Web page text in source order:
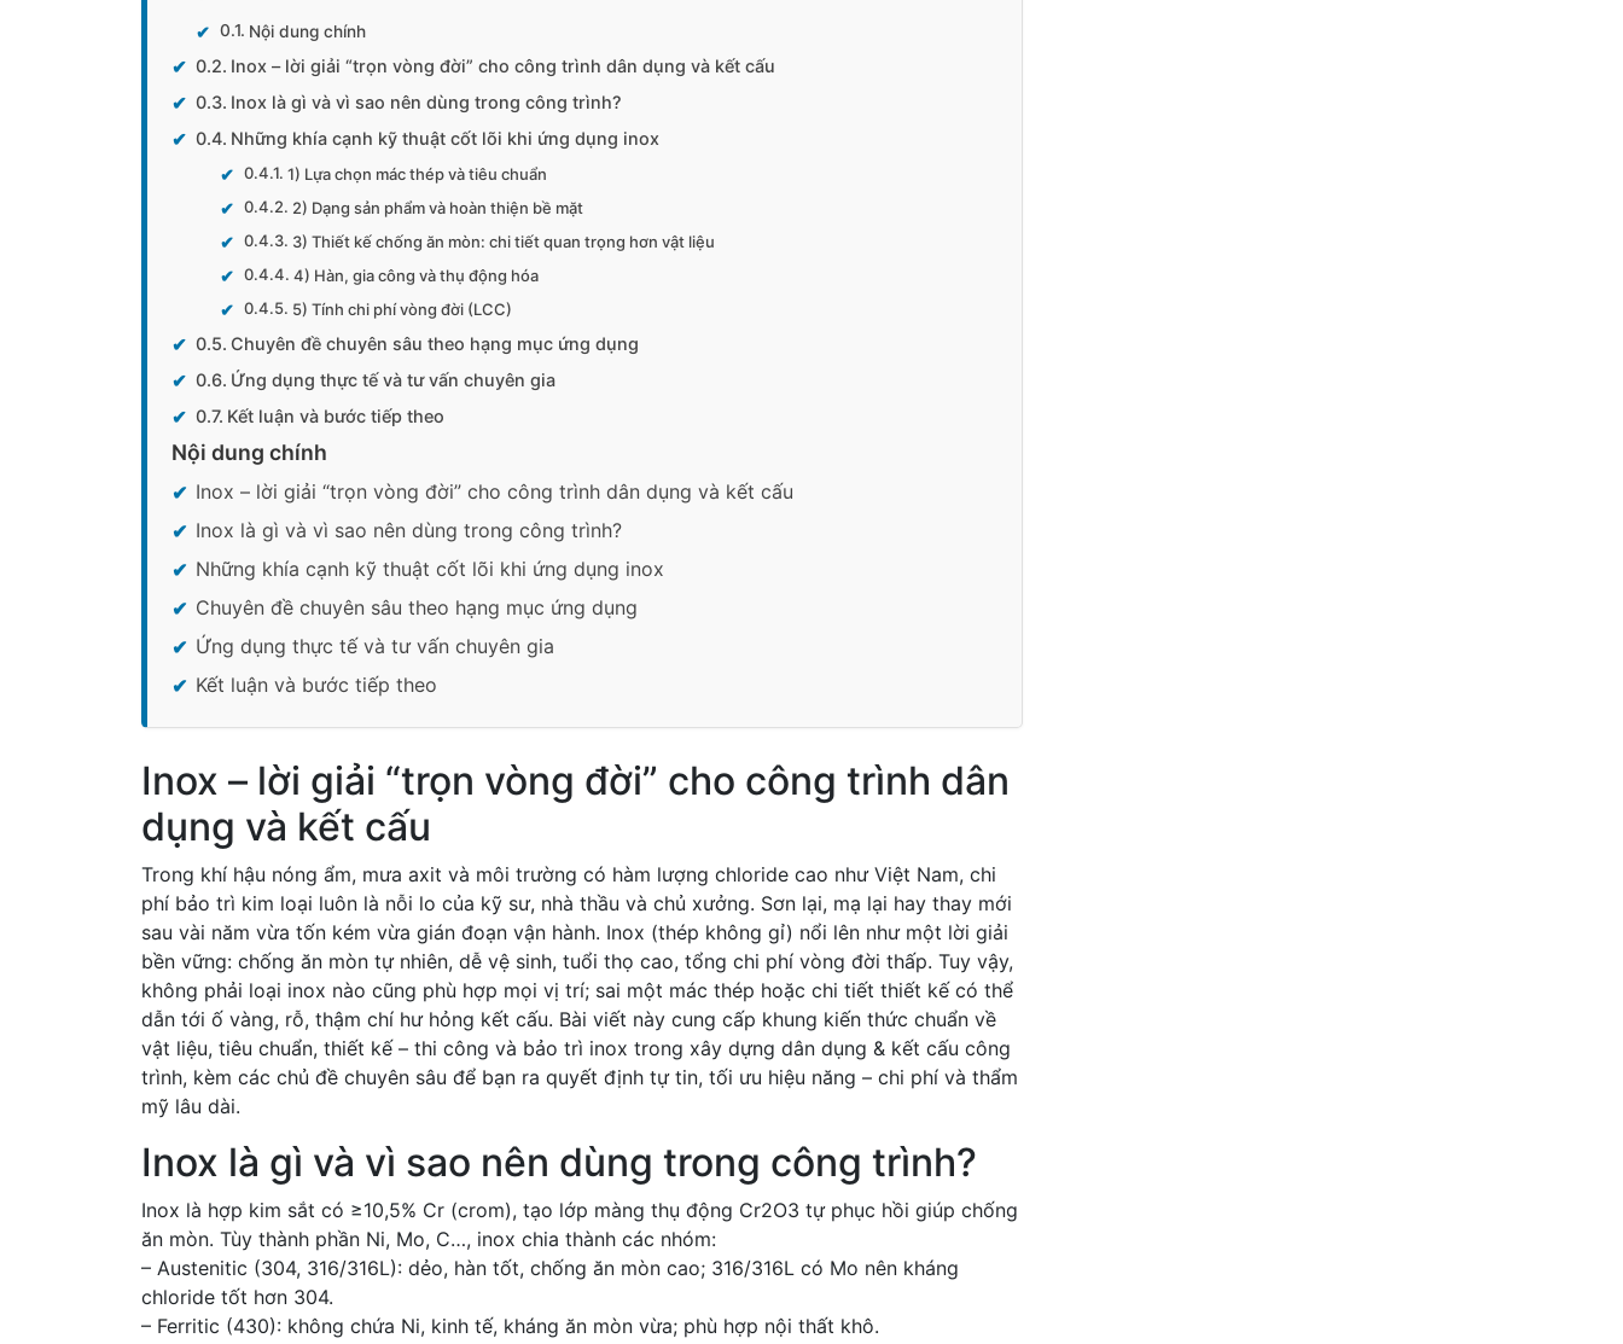
Nội dung chính
Inox – lời giải “trọn vòng đời” cho công trình dân dụng và kết cấu
Inox là gì và vì sao nên dùng trong công trình?
Những khía cạnh kỹ thuật cốt lõi khi ứng dụng inox
1) Lựa chọn mác thép và tiêu chuẩn
2) Dạng sản phẩm và hoàn thiện bề mặt
3) Thiết kế chống ăn mòn: chi tiết quan trọng hơn vật liệu
4) Hàn, gia công và thụ động hóa
5) Tính chi phí vòng đời (LCC)
Chuyên đề chuyên sâu theo hạng mục ứng dụng
Ứng dụng thực tế và tư vấn chuyên gia
Kết luận và bước tiếp theo
Nội dung chính
Inox – lời giải “trọn vòng đời” cho công trình dân dụng và kết cấu
Inox là gì và vì sao nên dùng trong công trình?
Những khía cạnh kỹ thuật cốt lõi khi ứng dụng inox
Chuyên đề chuyên sâu theo hạng mục ứng dụng
Ứng dụng thực tế và tư vấn chuyên gia
Kết luận và bước tiếp theo
Inox – lời giải “trọn vòng đời” cho công trình dân
dụng và kết cấu
Trong khí hậu nóng ẩm, mưa axit và môi trường có hàm lượng chloride cao như Việt Nam, chi
phí bảo trì kim loại luôn là nỗi lo của kỹ sư, nhà thầu và chủ xưởng. Sơn lại, mạ lại hay thay mới
sau vài năm vừa tốn kém vừa gián đoạn vận hành. Inox (thép không gỉ) nổi lên như một lời giải
bền vững: chống ăn mòn tự nhiên, dễ vệ sinh, tuổi thọ cao, tổng chi phí vòng đời thấp. Tuy vậy,
không phải loại inox nào cũng phù hợp mọi vị trí; sai một mác thép hoặc chi tiết thiết kế có thể
dẫn tới ố vàng, rỗ, thậm chí hư hỏng kết cấu. Bài viết này cung cấp khung kiến thức chuẩn về
vật liệu, tiêu chuẩn, thiết kế – thi công và bảo trì inox trong xây dựng dân dụng & kết cấu công
trình, kèm các chủ đề chuyên sâu để bạn ra quyết định tự tin, tối ưu hiệu năng – chi phí và thẩm
mỹ lâu dài.
Inox là gì và vì sao nên dùng trong công trình?
Inox là hợp kim sắt có ≥10,5% Cr (crom), tạo lớp màng thụ động Cr2O3 tự phục hồi giúp chống
ăn mòn. Tùy thành phần Ni, Mo, C…, inox chia thành các nhóm:
– Austenitic (304, 316/316L): dẻo, hàn tốt, chống ăn mòn cao; 316/316L có Mo nên kháng
chloride tốt hơn 304.
– Ferritic (430): không chứa Ni, kinh tế, kháng ăn mòn vừa; phù hợp nội thất khô.